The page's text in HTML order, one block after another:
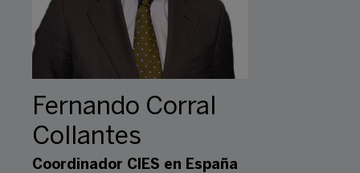
Fernando Corral
Collantes
Coordinador CIES en España